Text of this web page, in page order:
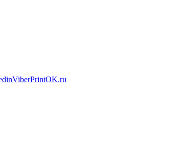
ViberPrintOK.ru